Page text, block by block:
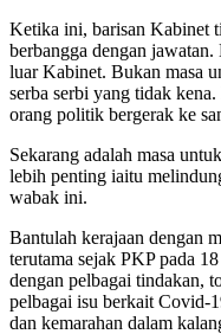
Ketika ini, barisan Kabinet
berbangga dengan
luar Kabinet. Bukan masa
serba serbi yang tidak
orang politik bergerak ke
Sekarang adalah masa
lebih penting iaitu
wabak ini.
Bantulah kerajaan dengan
terutama sejak PKP pada
dengan pelbagai tindakan,
pelbagai isu berkait Covid-
dan kemarahan dalam